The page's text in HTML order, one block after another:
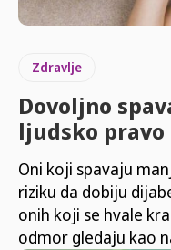
Zdravlje
Dovoljno
ljudsko pravo
Oni koji spavaju
riziku da dobiju
onih koji se hvale
odmor gledaju kao